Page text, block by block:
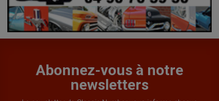
Abonnez-vous à notre
newsletters